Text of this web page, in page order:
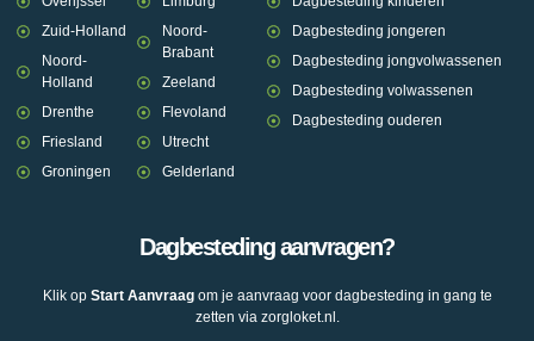
Zuid-Holland
Noord-
Holland
Drenthe
Friesland
Groningen
Noord-
Brabant
Zeeland
Flevoland
Utrecht
Gelderland
Dagbesteding jongeren
Dagbesteding jongvolwassenen
Dagbesteding volwassenen
Dagbesteding ouderen
Dagbesteding aanvragen?
Klik op Start Aanvraagom je aanvraag voor dagbesteding in gang te
zetten via zorgloket.nl.